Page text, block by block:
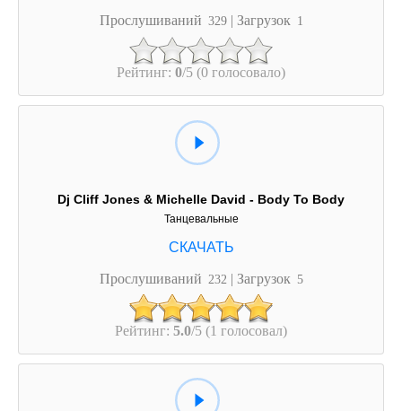
Прослушиваний 329 | Загрузок 1
Рейтинг: 0/5 (0 голосовало)
Dj Cliff Jones & Michelle David - Body To Body
Танцевальные
Прослушиваний 232 | Загрузок 5
Рейтинг: 5.0/5 (1 голосовал)